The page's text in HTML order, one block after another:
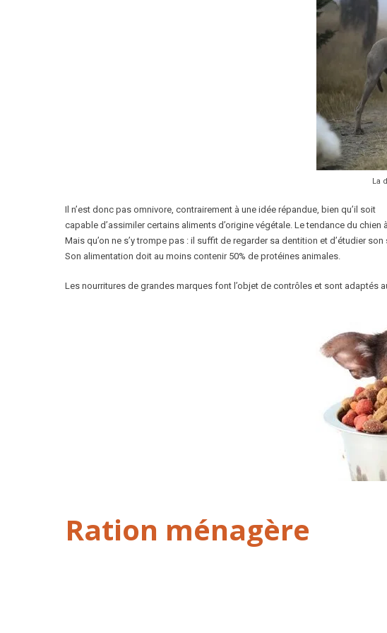
La
Il n’est donc pas omnivore, contrairement à une idée répandue, bien qu’il soit
capable d’assimiler certains aliments d’origine végétale. Le tendance du
Mais qu’on ne s’y trompe pas : il suffit de regarder sa dentition et d’étudier
Son alimentation doit au moins contenir 50% de protéines animales.
Les nourritures de grandes marques font l’objet de contrôles et sont adaptés
Ration ménagère